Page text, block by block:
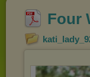
Four